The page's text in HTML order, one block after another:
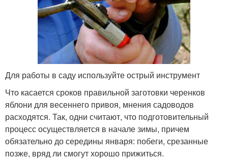
Для работы в саду используйте острый инструмент
Что касается сроков правильной заготовки черенков
яблони для весеннего привоя, мнения садоводов
расходятся. Так, одни считают, что подготовительный
процесс осуществляется в начале зимы, причем
обязательно до середины января: побеги, срезанные
позже, вряд ли смогут хорошо прижиться.